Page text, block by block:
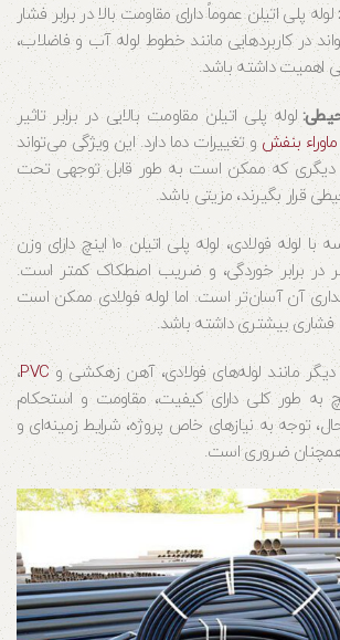
لوله پلی اتیلن عموماً دارای مقاومت بالا در برابر فشار
در کاربردهایی مانند خطوط لوله آب و فاضلاب،
اهمیت داشته باشد.
لوله پلی اتیلن مقاومت بالایی در برابر تاثیر
بنفشو تغییرات دما دارد. این ویژگی می‌تواند
دیگری که ممکن است به طور قابل توجهی تحت
قرار بگیرند، مزیتی باشد.
در مقایسه با لوله فولادی، لوله پلی اتیلن 10 اینچ دارای وزن
در برابر خوردگی، و ضریب اصطکاک کمتر است.
آن آسان‌تر است. اما لوله فولادی ممکن است
فشاری بیشتری داشته باشد.
دیگر مانند لوله‌های فولادی، آهن زهکشی وPVC
،
اتیلن 10 اینچ به طور کلی دارای کیفیت، مقاومت و استحکام
توجه به نیازهای خاص پروژه، شرایط زمینه‌ای و
همچنان ضروری است.